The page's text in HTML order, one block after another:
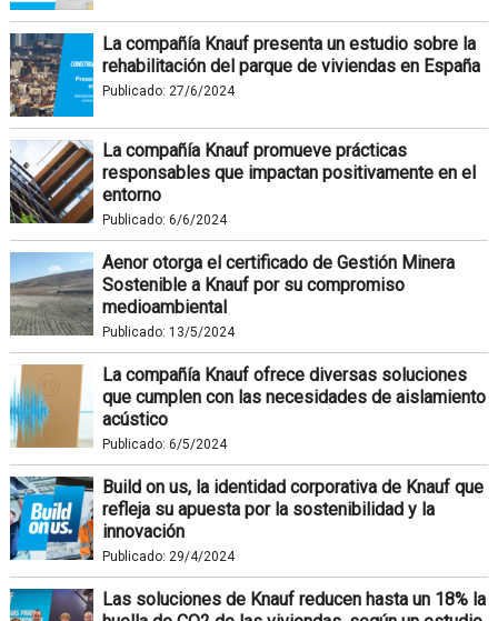
La compañía Knauf presenta un estudio sobre la
rehabilitación del parque de viviendas en España
Publicado: 27/6/2024
La compañía Knauf promueve prácticas
responsables que impactan positivamente en el
entorno
Publicado: 6/6/2024
Aenor otorga el certificado de Gestión Minera
Sostenible a Knauf por su compromiso
medioambiental
Publicado: 13/5/2024
La compañía Knauf ofrece diversas soluciones
que cumplen con las necesidades de aislamiento
acústico
Publicado: 6/5/2024
Build on us, la identidad corporativa de Knauf que
refleja su apuesta por la sostenibilidad y la
innovación
Publicado: 29/4/2024
Las soluciones de Knauf reducen hasta un 18% la